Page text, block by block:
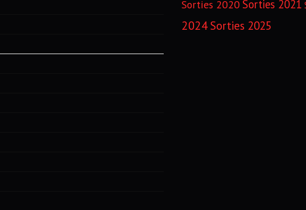
Sorties 2020Sorties 2021
2024Sorties 2025